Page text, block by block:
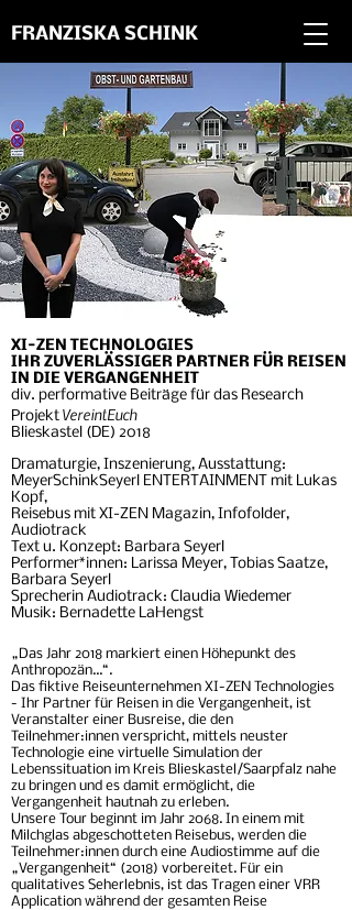
FRANZISKA SCHINK
XI-ZEN TECHNOLOGIES
IHR ZUVERLÄSSIGER PARTNER FÜR REISEN
IN DIE VERGANGENHEIT
div. performative Beiträge für das Research
Projekt VereintEuch
Blieskastel (DE) 2018
Dramaturgie, Inszenierung, Ausstattung:
MeyerSchinkSeyerl ENTERTAINMENT mit Lukas
Kopf,
Reisebus mit XI-ZEN Magazin, Infofolder,
Audiotrack
Text u. Konzept: Barbara Seyerl
Performer*innen: Larissa Meyer, Tobias Saatze,
Barbara Seyerl
Sprecherin Audiotrack: Claudia Wiedemer
Musik: Bernadette LaHengst
„Das Jahr 2018 markiert einen Höhepunkt des
Anthropozän...“.
Das fiktive Reiseunternehmen XI-ZEN Technologies
- Ihr Partner für Reisen in die Vergangenheit, ist
Veranstalter einer Busreise, die den
Teilnehmer:innen verspricht, mittels neuster
Technologie eine virtuelle Simulation der
Lebenssituation im Kreis Blieskastel/Saarpfalz nahe
zu bringen und es damit ermöglicht, die
Vergangenheit hautnah zu erleben.
Unsere Tour beginnt im Jahr 2068. In einem mit
Milchglas abgeschotteten Reisebus, werden die
Teilnehmer:innen durch eine Audiostimme auf die
„Vergangenheit“ (2018) vorbereitet. Für ein
qualitatives Seherlebnis, ist das Tragen einer VRR
Application während der gesamten Reise